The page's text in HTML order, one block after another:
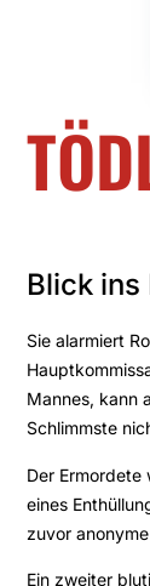
Blick ins
Sie alarmiert
Mannes, kann
Schlimmste
Der Ermordete
eines
zuvor
Ein zweiter